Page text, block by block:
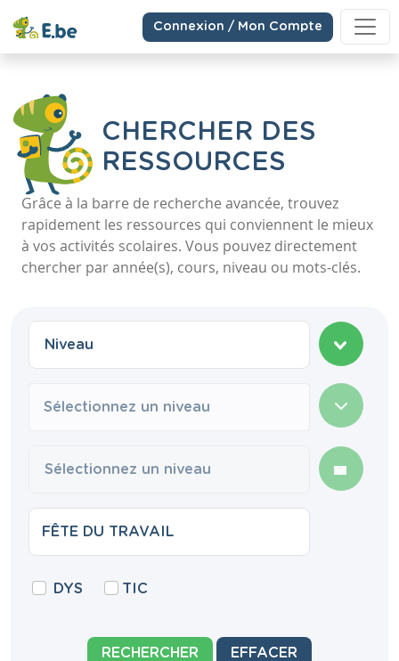
Connexion / Mon Compte
CHERCHER DES
RESSOURCES
Grâce à la barre de recherche avancée, trouvez
rapidement les ressources qui conviennent le mieux
à vos activités scolaires. Vous pouvez directement
chercher par année(s), cours, niveau ou mots-clés.
Sélectionnez un niveau
DYS TIC
RECHERCHER EFFACER